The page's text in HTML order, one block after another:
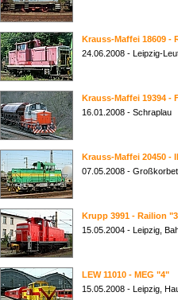
Krauss-Maffei 18609 -
24.06.2008 - Leipzig-
Krauss-Maffei 19394 -
16.01.2008 - Schraplau
Krauss-Maffei 20450 -
07.05.2008 -
Krupp 3991 - Railion
15.05.2004 - Leipzig,
LEW 11010 - MEG "4"
15.05.2008 - Leipzig,